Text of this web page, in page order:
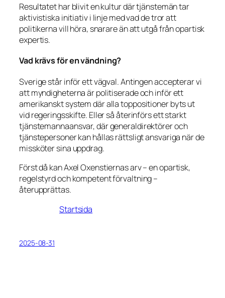
Resultatet har blivit en kultur där tjänstemän tar
aktivistiska initiativ i linje med vad de tror att
politikerna vill höra, snarare än att utgå från opartisk
expertis.
Vad krävs för en vändning?
Sverige står inför ett vägval. Antingen accepterar vi
att myndigheterna är politiserade och inför ett
amerikanskt system där alla toppositioner byts ut
vid regeringsskifte. Eller så återinförs ett starkt
tjänstemannaansvar, där generaldirektörer och
tjänstepersoner kan hållas rättsligt ansvariga när de
missköter sina uppdrag.
Först då kan Axel Oxenstiernas arv – en opartisk,
regelstyrd och kompetent förvaltning –
återupprättas.
Startsida
2025-08-31